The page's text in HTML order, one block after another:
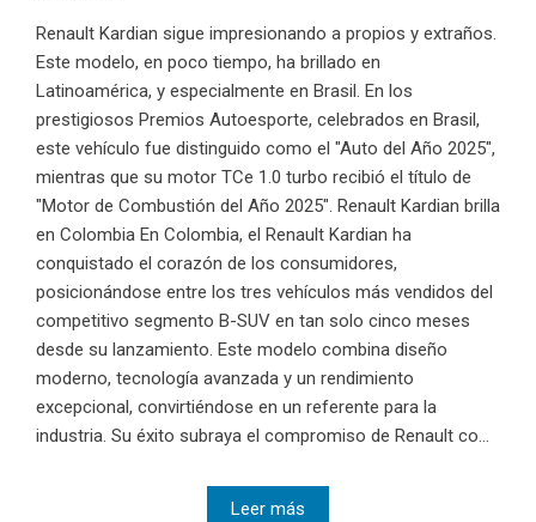
Renault Kardian sigue impresionando a propios y extraños.
Este modelo, en poco tiempo, ha brillado en
Latinoamérica, y especialmente en Brasil. En los
prestigiosos Premios Autoesporte, celebrados en Brasil,
este vehículo fue distinguido como el "Auto del Año 2025",
mientras que su motor TCe 1.0 turbo recibió el título de
"Motor de Combustión del Año 2025". Renault Kardian brilla
en Colombia En Colombia, el Renault Kardian ha
conquistado el corazón de los consumidores,
posicionándose entre los tres vehículos más vendidos del
competitivo segmento B-SUV en tan solo cinco meses
desde su lanzamiento. Este modelo combina diseño
moderno, tecnología avanzada y un rendimiento
excepcional, convirtiéndose en un referente para la
industria. Su éxito subraya el compromiso de Renault co...
Leer más